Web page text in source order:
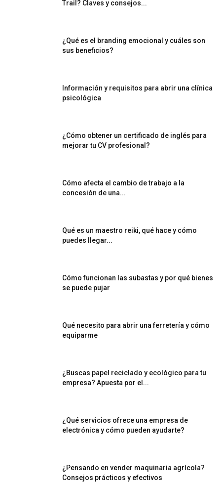
Trail? Claves y consejos...
¿Qué es el branding emocional y cuáles son
sus beneficios?
Información y requisitos para abrir una clínica
psicológica
¿Cómo obtener un certificado de inglés para
mejorar tu CV profesional?
Cómo afecta el cambio de trabajo a la
concesión de una...
Qué es un maestro reiki, qué hace y cómo
puedes llegar...
Cómo funcionan las subastas y por qué bienes
se puede pujar
Qué necesito para abrir una ferretería y cómo
equiparme
¿Buscas papel reciclado y ecológico para tu
empresa? Apuesta por el...
¿Qué servicios ofrece una empresa de
electrónica y cómo pueden ayudarte?
¿Pensando en vender maquinaria agrícola?
Consejos prácticos y efectivos